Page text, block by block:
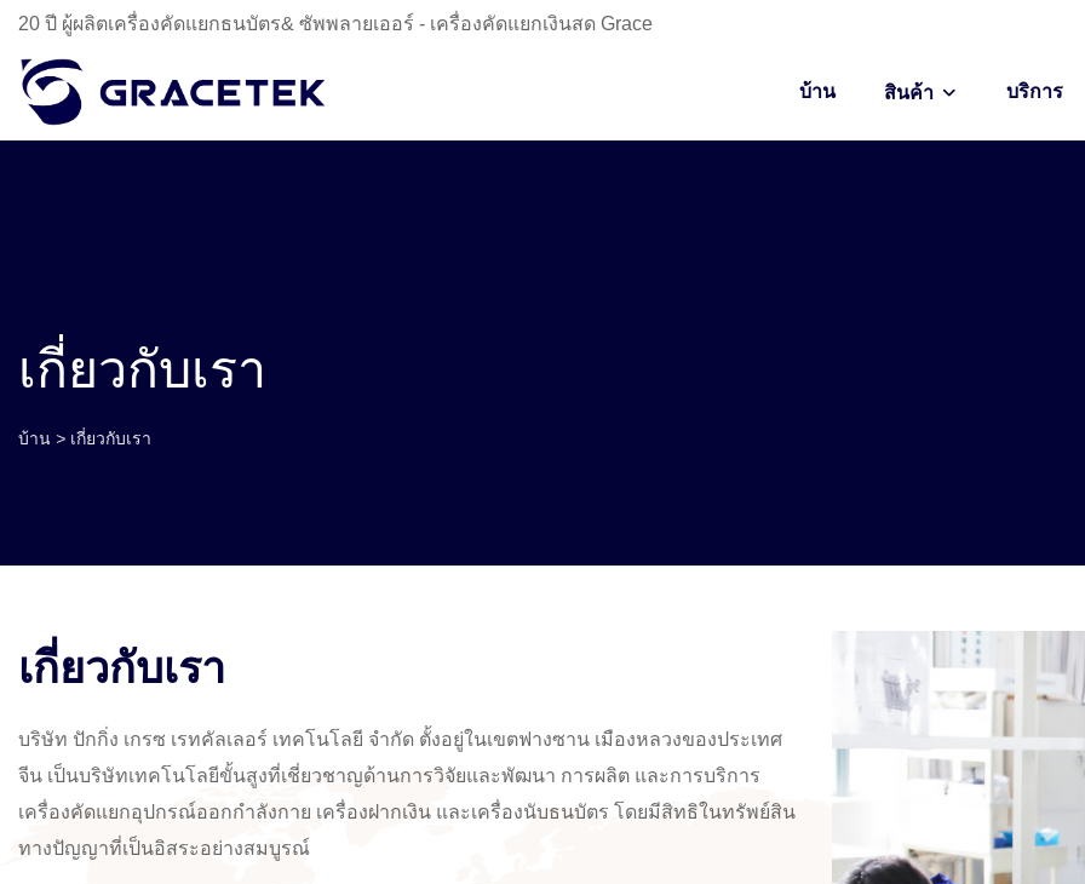
20 ปี ผู้ผลิตเครื่องคัดแยกธนบัตร& ซัพพลายเออร์ - เครื่องคัดแยกเงินสด Grace
บ้าน สินค้า บริการ
เกี่ยวกับเรา
บ้าน > เกี่ยวกับเรา
เกี่ยวกับเรา
บริษัท ปักกิ่ง เกรซ เรทคัลเลอร์ เทคโนโลยี จำกัด ตั้งอยู่ในเขตฟางซาน เมืองหลวงของประเทศ
จีน เป็นบริษัทเทคโนโลยีขั้นสูงที่เชี่ยวชาญด้านการวิจัยและพัฒนา การผลิต และการบริการ
เครื่องคัดแยกอุปกรณ์ออกกำลังกาย เครื่องฝากเงิน และเครื่องนับธนบัตร โดยมีสิทธิในทรัพย์สิน
ทางปัญญาที่เป็นอิสระอย่างสมบูรณ์